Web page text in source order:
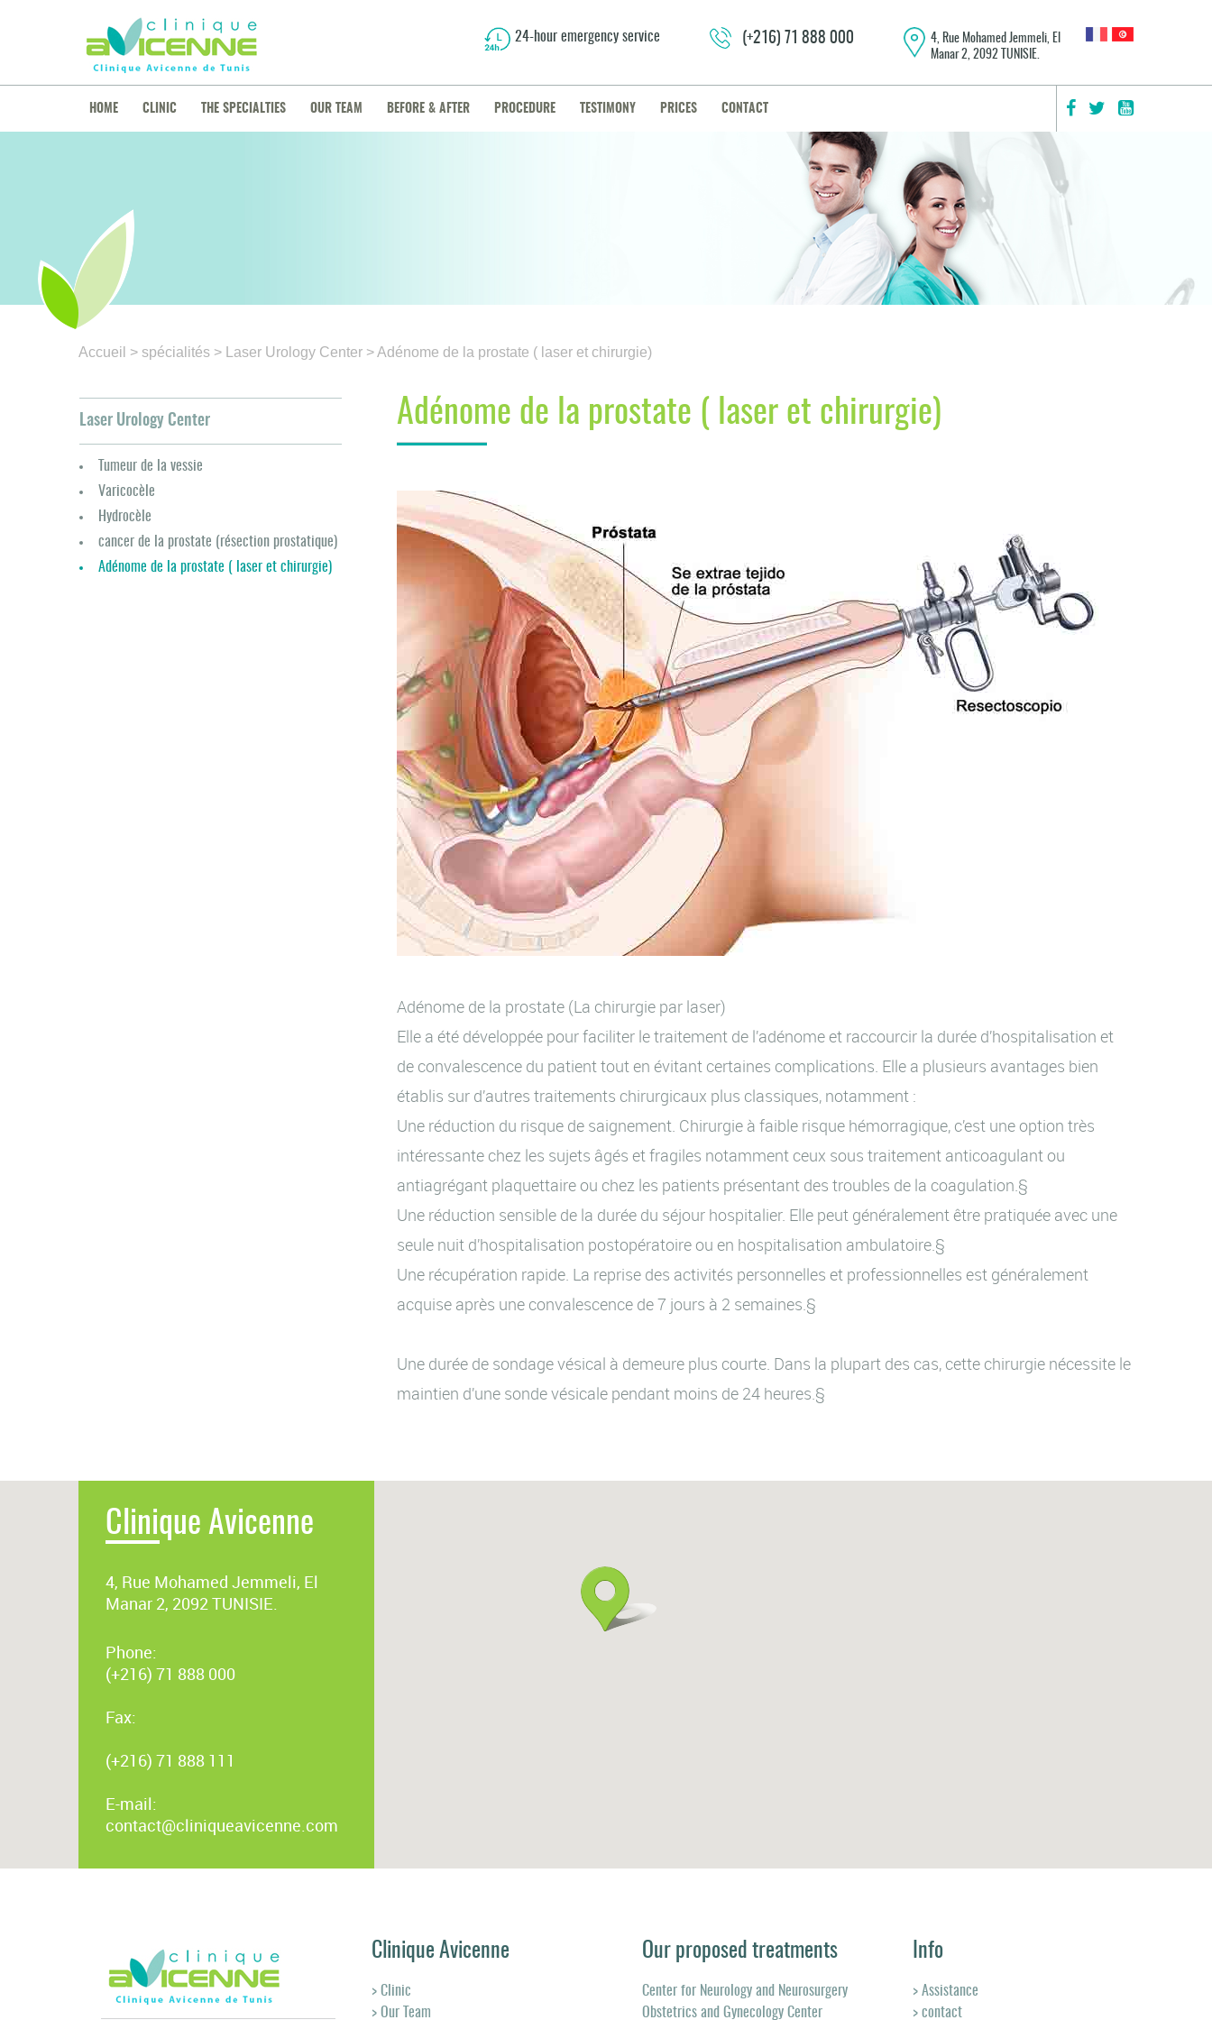
4, Rue Mohamed Jemmeli, El
Manar 2, 2092 TUNISIE.
(+216) 71 888 000
24-hour emergency service
HOME CLINIC THE SPECIALTIES OUR TEAM BEFORE & AFTER PROCEDURE TESTIMONY PRICES CONTACT
Accueil > spécialités > Laser Urology Center > Adénome de la prostate ( laser et chirurgie)
Laser Urology Center
Tumeur de la vessie
Varicocèle
Hydrocèle
cancer de la prostate (résection prostatique)
Adénome de la prostate ( laser et chirurgie)
Adénome de la prostate ( laser et chirurgie)
Adénome de la prostate (La chirurgie par laser)
Elle a été développée pour faciliter le traitement de l’adénome et raccourcir la durée d’hospitalisation et
de convalescence du patient tout en évitant certaines complications. Elle a plusieurs avantages bien
établis sur d’autres traitements chirurgicaux plus classiques, notamment :
Une réduction du risque de saignement. Chirurgie à faible risque hémorragique, c’est une option très
intéressante chez les sujets âgés et fragiles notamment ceux sous traitement anticoagulant ou
antiagrégant plaquettaire ou chez les patients présentant des troubles de la coagulation.§
Une réduction sensible de la durée du séjour hospitalier. Elle peut généralement être pratiquée avec une
seule nuit d’hospitalisation postopératoire ou en hospitalisation ambulatoire.§
Une récupération rapide. La reprise des activités personnelles et professionnelles est généralement
acquise après une convalescence de 7 jours à 2 semaines.§
Une durée de sondage vésical à demeure plus courte. Dans la plupart des cas, cette chirurgie nécessite le
maintien d’une sonde vésicale pendant moins de 24 heures.§
Clinique Avicenne
4, Rue Mohamed Jemmeli, El
Manar 2, 2092 TUNISIE.
Phone:
(+216) 71 888 000
Fax:
(+216) 71 888 111
E-mail:
contact@cliniqueavicenne.com
Clinique Avicenne
> Clinic
> Our Team
Our proposed treatments
Center for Neurology and Neurosurgery
Obstetrics and Gynecology Center
Info
> Assistance
> contact